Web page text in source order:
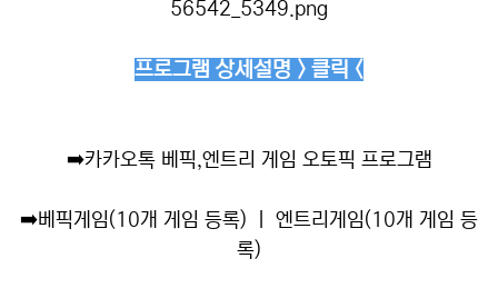
프로그램 상세설명 > 클릭 <
➡️카카오톡 베픽,엔트리 게임 오토픽 프로그램
➡️베픽게임(10개 게임 등록) ㅣ 엔트리게임(10개 게임 등
록)